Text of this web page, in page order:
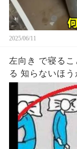
2025/06/11
左向き で寝る
る 知らないほ
象がヤバい… 驚
悔